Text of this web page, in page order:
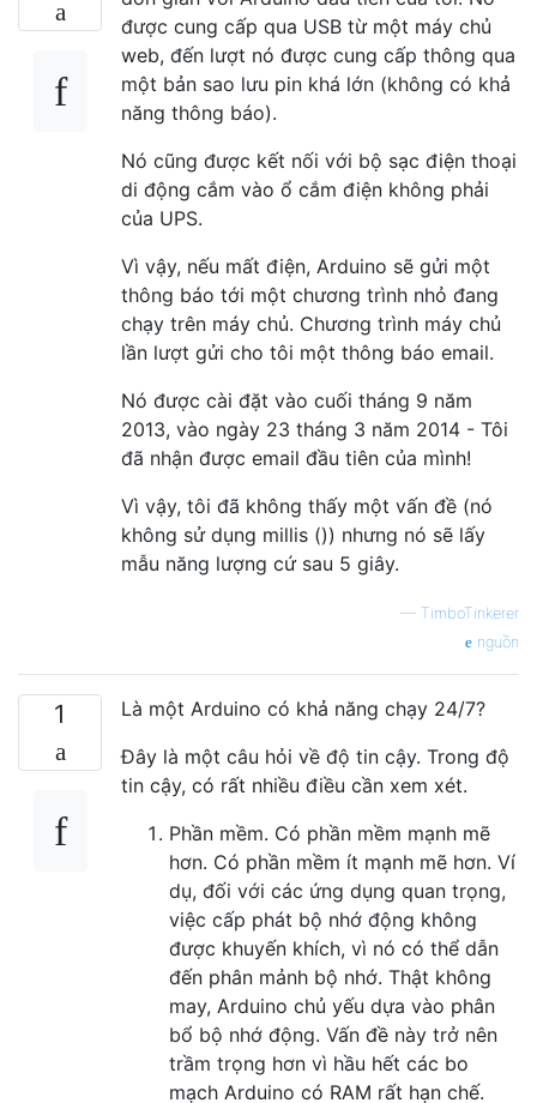
được cung cấp qua USB từ một máy chủ
web, đến lượt nó được cung cấp thông qua
một bản sao lưu pin khá lớn (không có khả
năng thông báo).
Nó cũng được kết nối với bộ sạc điện thoại
di động cắm vào ổ cắm điện không phải
của UPS.
Vì vậy, nếu mất điện, Arduino sẽ gửi một
thông báo tới một chương trình nhỏ đang
chạy trên máy chủ. Chương trình máy chủ
lần lượt gửi cho tôi một thông báo email.
Nó được cài đặt vào cuối tháng 9 năm
2013, vào ngày 23 tháng 3 năm 2014 - Tôi
đã nhận được email đầu tiên của mình!
Vì vậy, tôi đã không thấy một vấn đề (nó
không sử dụng millis ()) nhưng nó sẽ lấy
mẫu năng lượng cứ sau 5 giây.
— TimboTinkerer
nguồn
1
Là một Arduino có khả năng chạy 24/7?
Đây là một câu hỏi về độ tin cậy. Trong độ
tin cậy, có rất nhiều điều cần xem xét.
Phần mềm. Có phần mềm mạnh mẽ
hơn. Có phần mềm ít mạnh mẽ hơn. Ví
dụ, đối với các ứng dụng quan trọng,
việc cấp phát bộ nhớ động không
được khuyến khích, vì nó có thể dẫn
đến phân mảnh bộ nhớ. Thật không
may, Arduino chủ yếu dựa vào phân
bổ bộ nhớ động. Vấn đề này trở nên
trầm trọng hơn vì hầu hết các bo
mạch Arduino có RAM rất hạn chế.